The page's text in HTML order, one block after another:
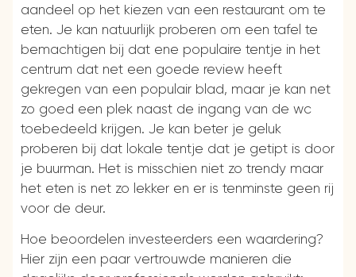
aandeel op het kiezen van een restaurant om te
eten. Je kan natuurlijk proberen om een tafel te
bemachtigen bij dat ene populaire tentje in het
centrum dat net een goede review heeft
gekregen van een populair blad, maar je kan net
zo goed een plek naast de ingang van de wc
toebedeeld krijgen. Je kan beter je geluk
proberen bij dat lokale tentje dat je getipt is door
je buurman. Het is misschien niet zo trendy maar
het eten is net zo lekker en er is tenminste geen rij
voor de deur.
Hoe beoordelen investeerders een waardering?
Hier zijn een paar vertrouwde manieren die